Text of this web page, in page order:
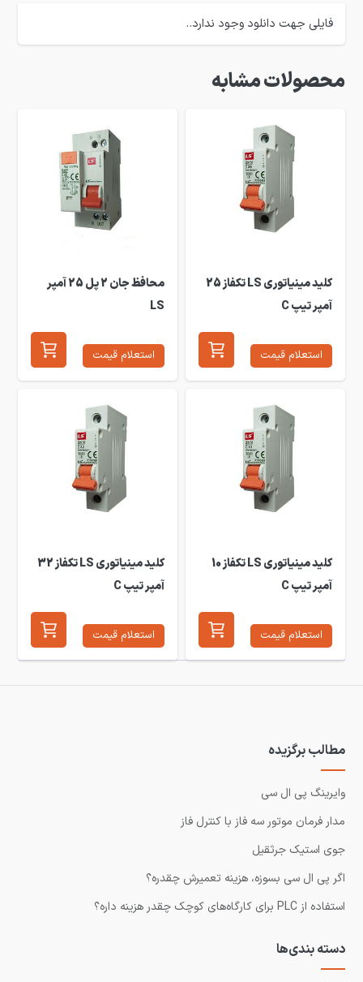
فایلی جهت دانلود وجود ندارد..
محصولات مشابه
کلید مینیاتوری LS تکفاز 25
آمپر تیپ C
استعلام قیمت
محافظ جان 2 پل 25 آمپر
LS
استعلام قیمت
کلید مینیاتوری LS تکفاز 10
آمپر تیپ C
استعلام قیمت
کلید مینیاتوری LS تکفاز 32
آمپر تیپ C
استعلام قیمت
مطالب برگزیده
وایرینگ پی ال سی
مدار فرمان موتور سه فاز با کنترل فاز
جوی استیک جرثقیل
اگر پی ال سی بسوزه، هزینه تعمیرش چقدره؟
استفاده از PLC برای کارگاه‌های کوچک چقدر هزینه داره؟
دسته بندی‌ها